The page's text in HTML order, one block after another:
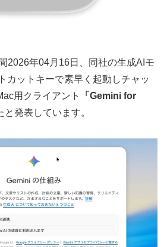
2026年04月16日、同社の生成AIモ
カットキーで素早く起動しチャッ
用クライアント
「Gemini for
と発表しています。